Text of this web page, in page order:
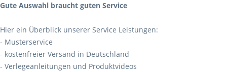
Gute Auswahl braucht guten Service
Hier ein Überblick unserer Service Leistungen:
- Musterservice
- kostenfreier Versand in Deutschland
- Verlegeanleitungen und Produktvideos